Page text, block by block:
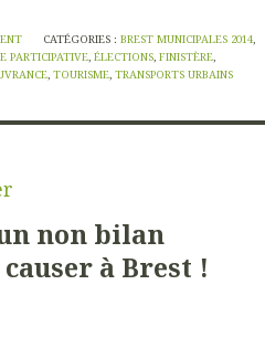
CATÉGORIES :BREST MUNICIPALES 2014,
PARTICIPATIVE, ÉLECTIONS, FINISTÈRE,
, TOURISME, TRANSPORTS URBAINS
non bilan
à Brest !